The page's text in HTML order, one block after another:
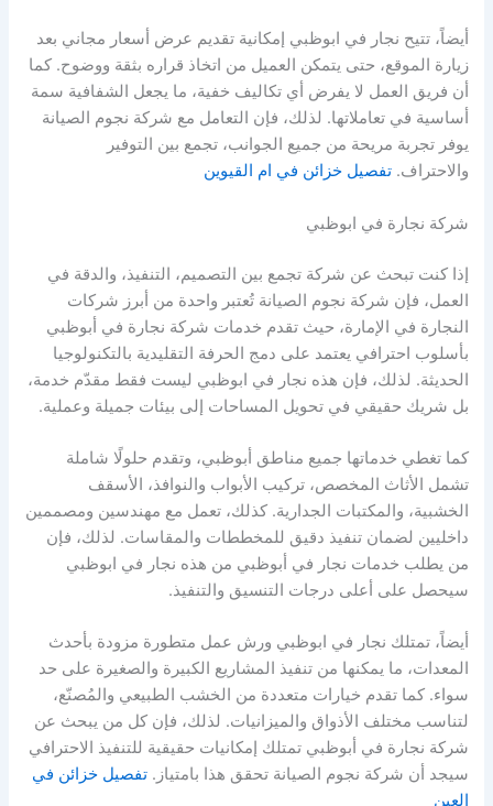
أيضاً، تتيح نجار في ابوظبي إمكانية تقديم عرض أسعار مجاني بعد
زيارة الموقع، حتى يتمكن العميل من اتخاذ قراره بثقة ووضوح. كما
أن فريق العمل لا يفرض أي تكاليف خفية، ما يجعل الشفافية سمة
أساسية في تعاملاتها. لذلك، فإن التعامل مع شركة نجوم الصيانة
يوفر تجربة مريحة من جميع الجوانب، تجمع بين التوفير
والاحتراف.تفصيل خزائن في ام القيوين
شركة نجارة في ابوظبي
إذا كنت تبحث عن شركة تجمع بين التصميم، التنفيذ، والدقة في
العمل، فإن شركة نجوم الصيانة تُعتبر واحدة من أبرز شركات
النجارة في الإمارة، حيث تقدم خدمات شركة نجارة في أبوظبي
بأسلوب احترافي يعتمد على دمج الحرفة التقليدية بالتكنولوجيا
الحديثة. لذلك، فإن هذه نجار في ابوظبي ليست فقط مقدّم خدمة،
بل شريك حقيقي في تحويل المساحات إلى بيئات جميلة وعملية.
كما تغطي خدماتها جميع مناطق أبوظبي، وتقدم حلولًا شاملة
تشمل الأثاث المخصص، تركيب الأبواب والنوافذ، الأسقف
الخشبية، والمكتبات الجدارية. كذلك، تعمل مع مهندسين ومصممين
داخليين لضمان تنفيذ دقيق للمخططات والمقاسات. لذلك، فإن
من يطلب خدمات نجار في أبوظبي من هذه نجار في ابوظبي
سيحصل على أعلى درجات التنسيق والتنفيذ.
أيضاً، تمتلك نجار في ابوظبي ورش عمل متطورة مزودة بأحدث
المعدات، ما يمكنها من تنفيذ المشاريع الكبيرة والصغيرة على حد
سواء. كما تقدم خيارات متعددة من الخشب الطبيعي والمُصنّع،
لتناسب مختلف الأذواق والميزانيات. لذلك، فإن كل من يبحث عن
شركة نجارة في أبوظبي تمتلك إمكانيات حقيقية للتنفيذ الاحترافي
سيجد أن شركة نجوم الصيانة تحقق هذا بامتياز.تفصيل خزائن في
العين